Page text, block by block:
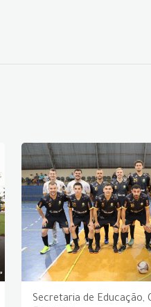
Secretaria de Educação,